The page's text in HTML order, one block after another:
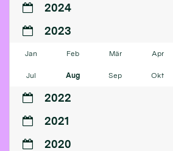
2024
2023
Jan Feb Mär Apr
Jul Aug Sep Okt
2022
2021
2020